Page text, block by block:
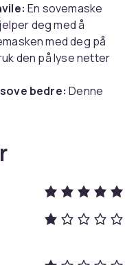
En sovemaske
deg med å
med deg på
den på lyse netter
sove bedre:Denne
justerbar strikk
Den er lett
mot